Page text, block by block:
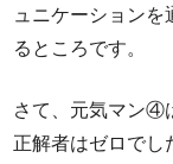
ュニケーション
るところです。
さて、元気マン④
正解者はゼロで